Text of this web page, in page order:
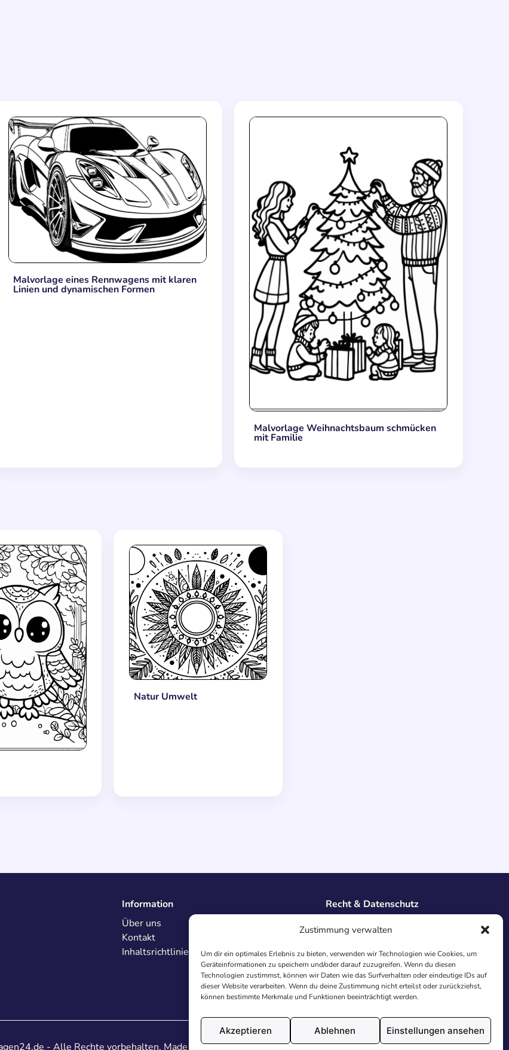
Zustimmung verwalten
Um dir ein optimales Erlebnis zu bieten, verwenden wir Technologien wie Cookies, um
Geräteinformationen zu speichern und/oder darauf zuzugreifen. Wenn du diesen
Technologien zustimmst, können wir Daten wie das Surfverhalten oder eindeutige IDs auf
dieser Website verarbeiten. Wenn du deine Zustimmung nicht erteilst oder zurückziehst,
können bestimmte Merkmale und Funktionen beeinträchtigt werden.
Akzeptieren Ablehnen Einstellungen ansehen
Malvorlage eines Rennwagens mit klaren
Linien und dynamischen Formen
Malvorlage Weihnachtsbaum schmücken
mit Familie
Natur Umwelt
Information
Über uns
Kontakt
Inhaltsrichtlinien
Recht & Datenschutz
Datenschutz
AGB
Cookies
- Alle Rechte vorbehalten. Made with♥in Deutschland.